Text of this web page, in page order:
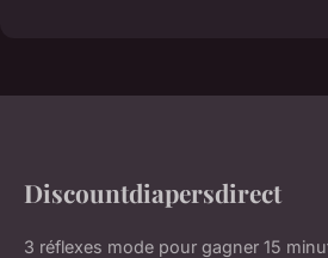
Discountdiapersdirect
3 réflexes mode pour gagner 15